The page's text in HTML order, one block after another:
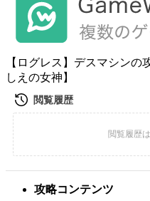
【ログレス】デスマシンの
しえの女神】
攻略コンテンツ